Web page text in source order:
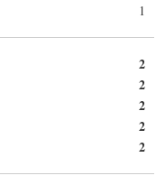
1
2
2
2
2
2